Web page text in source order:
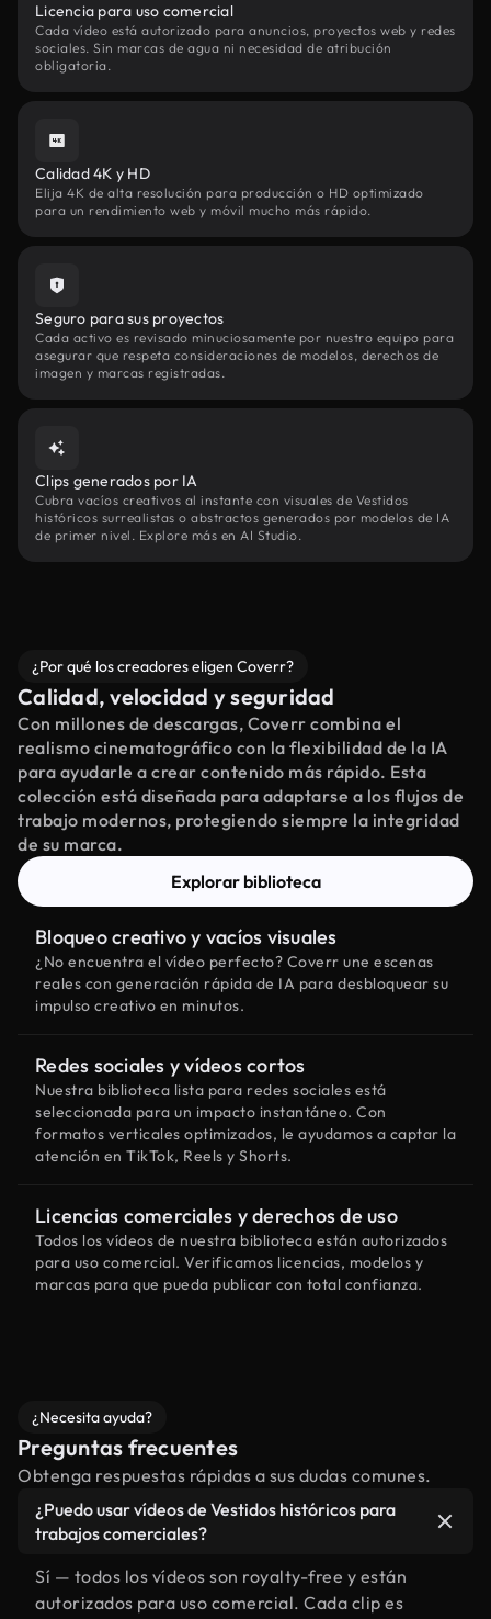
Licencia para uso comercial
Cada vídeo está autorizado para anuncios, proyectos web y redes
sociales. Sin marcas de agua ni necesidad de atribución
obligatoria.
Calidad 4K y HD
Elija 4K de alta resolución para producción o HD optimizado
para un rendimiento web y móvil mucho más rápido.
Seguro para sus proyectos
Cada activo es revisado minuciosamente por nuestro equipo para
asegurar que respeta consideraciones de modelos, derechos de
imagen y marcas registradas.
Clips generados por IA
Cubra vacíos creativos al instante con visuales de Vestidos
históricos surrealistas o abstractos generados por modelos de IA
de primer nivel. Explore más en AI Studio.
¿Por qué los creadores eligen Coverr?
Calidad, velocidad y seguridad
Con millones de descargas, Coverr combina el
realismo cinematográfico con la flexibilidad de la IA
para ayudarle a crear contenido más rápido. Esta
colección está diseñada para adaptarse a los flujos de
trabajo modernos, protegiendo siempre la integridad
de su marca.
Explorar biblioteca
Bloqueo creativo y vacíos visuales
¿No encuentra el vídeo perfecto? Coverr une escenas
reales con generación rápida de IA para desbloquear su
impulso creativo en minutos.
Redes sociales y vídeos cortos
Nuestra biblioteca lista para redes sociales está
seleccionada para un impacto instantáneo. Con
formatos verticales optimizados, le ayudamos a captar la
atención en TikTok, Reels y Shorts.
Licencias comerciales y derechos de uso
Todos los vídeos de nuestra biblioteca están autorizados
para uso comercial. Verificamos licencias, modelos y
marcas para que pueda publicar con total confianza.
¿Necesita ayuda?
Preguntas frecuentes
Obtenga respuestas rápidas a sus dudas comunes.
¿Puedo usar vídeos de Vestidos históricos para
trabajos comerciales?
Sí — todos los vídeos son royalty-free y están
autorizados para uso comercial. Cada clip es